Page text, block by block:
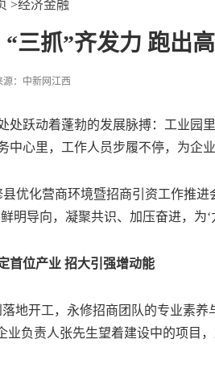
>经济金融
三抓”齐发力 跑出
： 中新网江西
跃动着蓬勃的发展脉搏：工业园
中心里，工作人员步履不停，为企
化营商环境暨招商引资工作推进
明导向，凝聚共识、加压奋进，为
首位产业 招大引强增动能
开工，永修招商团队的专业素养
业负责人张先生望着建设中的项目